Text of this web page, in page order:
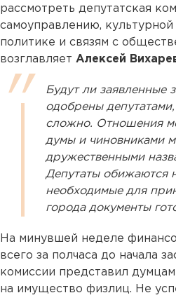
рассмотреть депутатская
самоуправлению,
политике и связям с
возглавляет Алексей
Будут ли заявленные
одобрены депутатами,
сложно. Отношения
думы и чиновниками
дружественными
Депутаты обижаются
необходимые для
города документы
На минувшей неделе
всего за полчаса до начала
комиссии представил
на имущество физлиц. Не